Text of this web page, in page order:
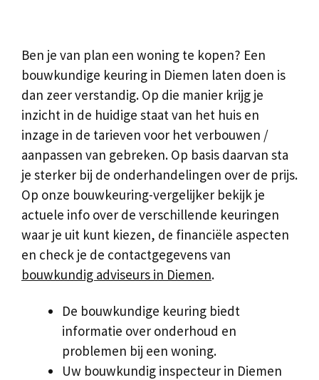
Ben je van plan een woning te kopen? Een
bouwkundige keuring in Diemen laten doen is
dan zeer verstandig. Op die manier krijg je
inzicht in de huidige staat van het huis en
inzage in de tarieven voor het verbouwen /
aanpassen van gebreken. Op basis daarvan sta
je sterker bij de onderhandelingen over de prijs.
Op onze bouwkeuring-vergelijker bekijk je
actuele info over de verschillende keuringen
waar je uit kunt kiezen, de financiële aspecten
en check je de contactgegevens van
bouwkundig adviseurs in Diemen.
De bouwkundige keuring biedt
informatie over onderhoud en
problemen bij een woning.
Uw bouwkundig inspecteur in Diemen